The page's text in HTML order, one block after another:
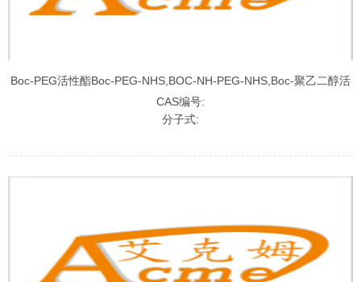
Boc-PEG活性酯Boc-PEG-NHS,BOC-NH-PEG-NHS,Boc-聚乙二醇活
性酯
CAS编号:
分子式: